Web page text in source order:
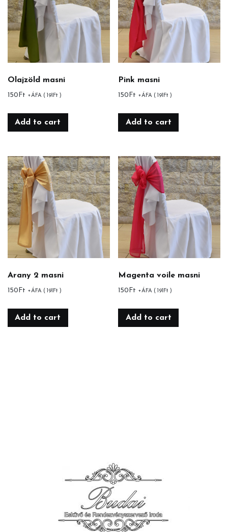
Olajzöld masni
150 Ft +ÁFA ( 191 Ft )
Add to cart
Pink masni
150 Ft +ÁFA ( 191 Ft )
Add to cart
Arany 2 masni
150 Ft +ÁFA ( 191Ft )
Add to cart
Magenta voile masni
150 Ft +ÁFA ( 191Ft )
Add to cart